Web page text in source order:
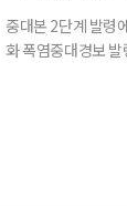
중대본 2단계 발령
화 폭염중대경보